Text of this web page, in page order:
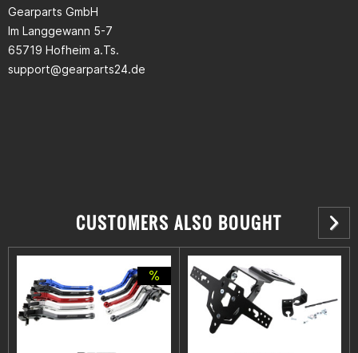
Gearparts GmbH
Im Langgewann 5-7
65719 Hofheim a.Ts.
support@gearparts24.de
CUSTOMERS ALSO BOUGHT